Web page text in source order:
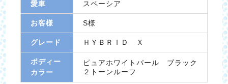
愛車 スペーシア
お客様 S様
グレード ＨＹＢＲＩＤ Ｘ
ボディー
カラー
ピュアホワイトパール ブラック
２トーンルーフ